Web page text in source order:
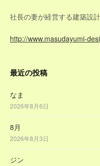
ン
社長の妻が経営する建築設
http://www.masudayumi-
最近の投稿
なま
2026年8月6日
8月
2026年8月3日
ジン